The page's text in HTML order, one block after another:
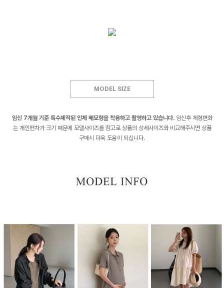
MODEL SIZE
임신 7개월 기준 특수제작된 인체 배모형을 착용하고 촬영하고 있습니다.임신후 체형변화
는 개인편차가 크기 때문에 모델사이즈를 참고로 상품의 상세사이즈와 비교해주시면 상품
구매시 더욱 도움이 되십니다.